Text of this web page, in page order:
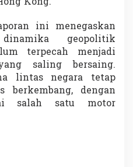
ini menegaskan
geopolitik
terpecah menjadi
saling bersaing.
lintas negara tetap
berkembang, dengan
salah satu motor